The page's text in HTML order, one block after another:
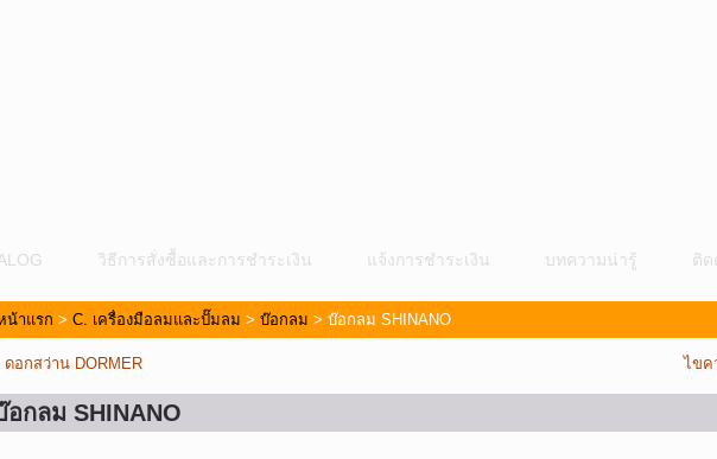
วิธีการสั่งซื้อและการชำระเงิน แจ้งการชำระเงิน บทความน่ารู้ ติด
น้าแรก > C. เครื่องมือลมและปั๊มลม > บ๊อกลม > บ๊อกลม SHINANO
ดอกสว่าน DORMER ไขค
อกลม SHINANO